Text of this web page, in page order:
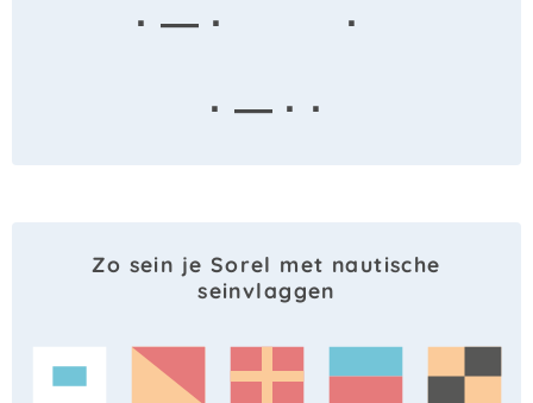
· — ·
·
· — · ·
Zo sein je Sorel met nautische
seinvlaggen